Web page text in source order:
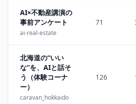
AI×不動産講演の
事前アンケート
ai-real-estate
71
北海道の“いい
な”を、AIと話そ
う（体験コーナ
ー）
caravan_hokkaido
126